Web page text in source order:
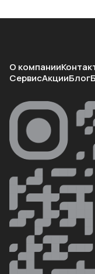
О компании
СервисАкцииБлог